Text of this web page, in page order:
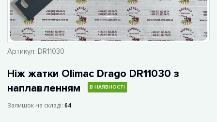
Артикул: DR11030
Ніж жатки Olimac Drago DR11030 з
наплавленням
В НАЯВНОСТІ
Залишок на складі: 64